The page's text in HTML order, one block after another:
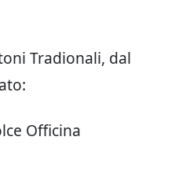
Tradionali, dal
Officina